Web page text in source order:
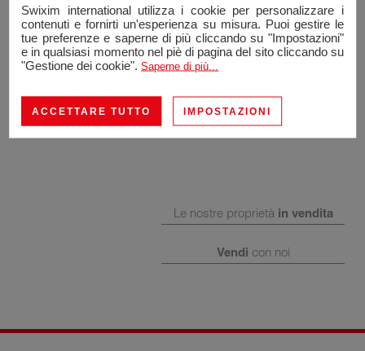
Le nostre proprietà in vendita
Vendi con noi
Swixim international utilizza i cookie per personalizzare i
contenuti e fornirti un'esperienza su misura. Puoi gestire le
tue preferenze e saperne di più cliccando su "Impostazioni"
e in qualsiasi momento nel piè di pagina del sito cliccando su
"Gestione dei cookie". Saperne di più...
ACCETTARE TUTTO IMPOSTAZIONI